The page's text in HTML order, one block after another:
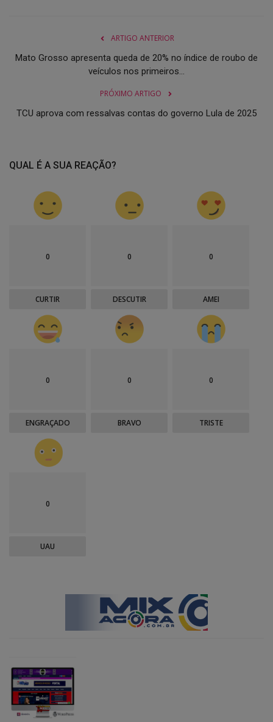
ARTIGO ANTERIOR
Mato Grosso apresenta queda de 20% no índice de roubo de
veículos nos primeiros...
PRÓXIMO ARTIGO
TCU aprova com ressalvas contas do governo Lula de 2025
QUAL É A SUA REAÇÃO?
0
CURTIR
0
DESCUTIR
0
AMEI
0
ENGRAÇADO
0
BRAVO
0
TRISTE
0
UAU